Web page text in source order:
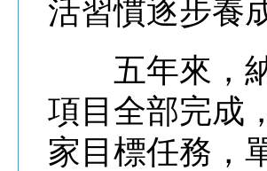
活習慣逐步養
五年來，納
項目全部完成
家目標任務，